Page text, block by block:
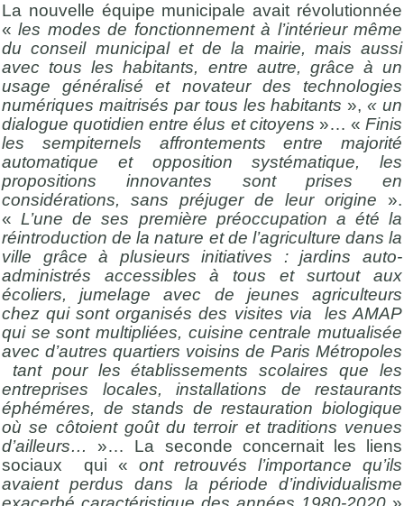
La nouvelle équipe municipale avait révolutionnée
«les modes de fonctionnement à l’intérieur même
du conseil municipal et de la mairie, mais aussi
avec tous les habitants, entre autre, grâce à un
usage généralisé et novateur des technologies
numériques maitrisés par tous les habitants »,« un
dialogue quotidien entre élus et citoyens »… « Finis
les sempiternels affrontements entre majorité
automatique et opposition systématique, les
propositions innovantes sont prises en
considérations, sans préjuger de leur origine ».
«L’une de ses première préoccupation a été la
réintroduction de la nature et de l’agriculture dans la
ville grâce à plusieurs initiatives : jardins auto-
administrés accessibles à tous et surtout aux
écoliers, jumelage avec de jeunes agriculteurs
chez qui sont organisés des visites via les AMAP
qui se sont multipliées, cuisine centrale mutualisée
avec d’autres quartiers voisins de Paris Métropoles
tant pour les établissements scolaires que les
entreprises locales, installations de restaurants
éphéméres, de stands de restauration biologique
où se côtoient goût du terroir et traditions venues
d’ailleurs…
»… La seconde concernait les liens
sociaux qui « ont retrouvés l’importance qu’ils
avaient perdus dans la période d’individualisme